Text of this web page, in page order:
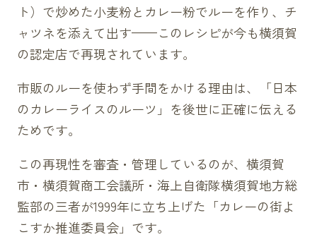
ト）で炒めた小麦粉とカレー粉でルーを作り、チ
ャツネを添えて出す——このレシピが今も横須賀
の認定店で再現されています。
市販のルーを使わず手間をかける理由は、「日本
のカレーライスのルーツ」を後世に正確に伝える
ためです。
この再現性を審査・管理しているのが、横須賀
市・横須賀商工会議所・海上自衛隊横須賀地方総
監部の三者が1999年に立ち上げた「カレーの街よ
こすか推進委員会」です。